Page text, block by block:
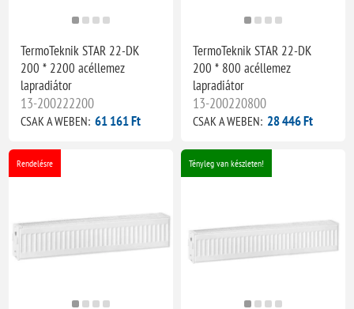
TermoTeknik STAR 22-DK
200 * 2200 acéllemez
lapradiátor
13-200222200
CSAK A WEBEN: 61 161 Ft
TermoTeknik STAR 22-DK
200 * 800 acéllemez
lapradiátor
13-200220800
CSAK A WEBEN: 28 446 Ft
Rendelésre Tényleg van készleten!